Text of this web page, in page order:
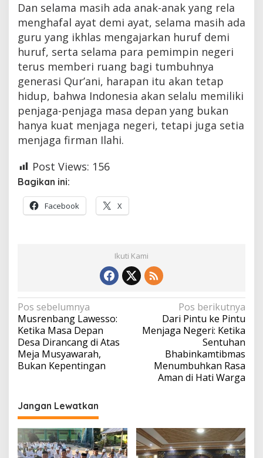
Dan selama masih ada anak-anak yang rela
menghafal ayat demi ayat, selama masih ada
guru yang ikhlas mengajarkan huruf demi
huruf, serta selama para pemimpin negeri
terus memberi ruang bagi tumbuhnya
generasi Qur’ani, harapan itu akan tetap
hidup, bahwa Indonesia akan selalu memiliki
penjaga-penjaga masa depan yang bukan
hanya kuat menjaga negeri, tetapi juga setia
menjaga firman Ilahi.
Post Views: 156
Bagikan ini:
Facebook X
Ikuti Kami
Navigasi
pos
Pos sebelumnya
Musrenbang Lawesso:
Ketika Masa Depan
Desa Dirancang di Atas
Meja Musyawarah,
Bukan Kepentingan
Pos berikutnya
Dari Pintu ke Pintu
Menjaga Negeri: Ketika
Sentuhan
Bhabinkamtibmas
Menumbuhkan Rasa
Aman di Hati Warga
Jangan Lewatkan